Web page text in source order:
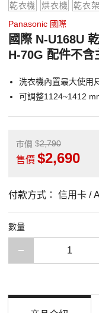
乾衣機 烘衣機
乾衣架
Panasonic 國際
國際 N-U168U
H-70G 配件不含
洗衣機內置最大使用
可調整1124~1412
市價 2,790
售價 2,690
付款方式： 信用卡 /
數量
減少一項